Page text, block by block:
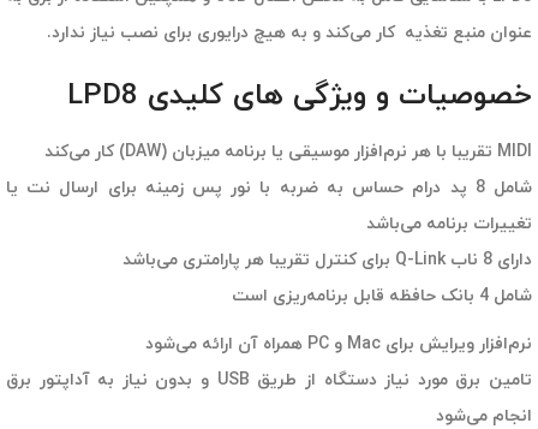
عنوان منبع تغذیه کار می‌کند و به هیچ درایوری برای نصب نیاز ندارد.
خصوصیات و ویژگی های کلیدی LPD8
MIDI تقریبا با هر نرم‌افزار موسیقی یا برنامه میزبان (DAW) کار می‌کند
شامل 8 پد درام حساس به ضربه با نور پس زمینه برای ارسال نت یا
تغییرات برنامه می‌باشد
دارای 8 ناب Q-Link برای کنترل تقریبا هر پارامتری می‌باشد
شامل 4 بانک حافظه قابل برنامه‌ریزی است
نرم‌افزار ویرایش برای Mac و PC همراه آن ارائه می‌شود
تامین برق مورد نیاز دستگاه از طریق USB و بدون نیاز به آداپتور برق
انجام می‌شود